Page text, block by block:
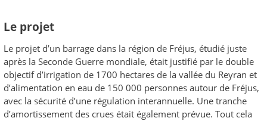
Le projet
Le projet d’un barrage dans la région de Fréjus, étudié juste
après la Seconde Guerre mondiale, était justifié par le double
objectif d’irrigation de 1700 hectares de la vallée du Reyran et
d’alimentation en eau de 150 000 personnes autour de Fréjus,
avec la sécurité d’une régulation interannuelle. Une tranche
d’amortissement des crues était également prévue. Tout cela